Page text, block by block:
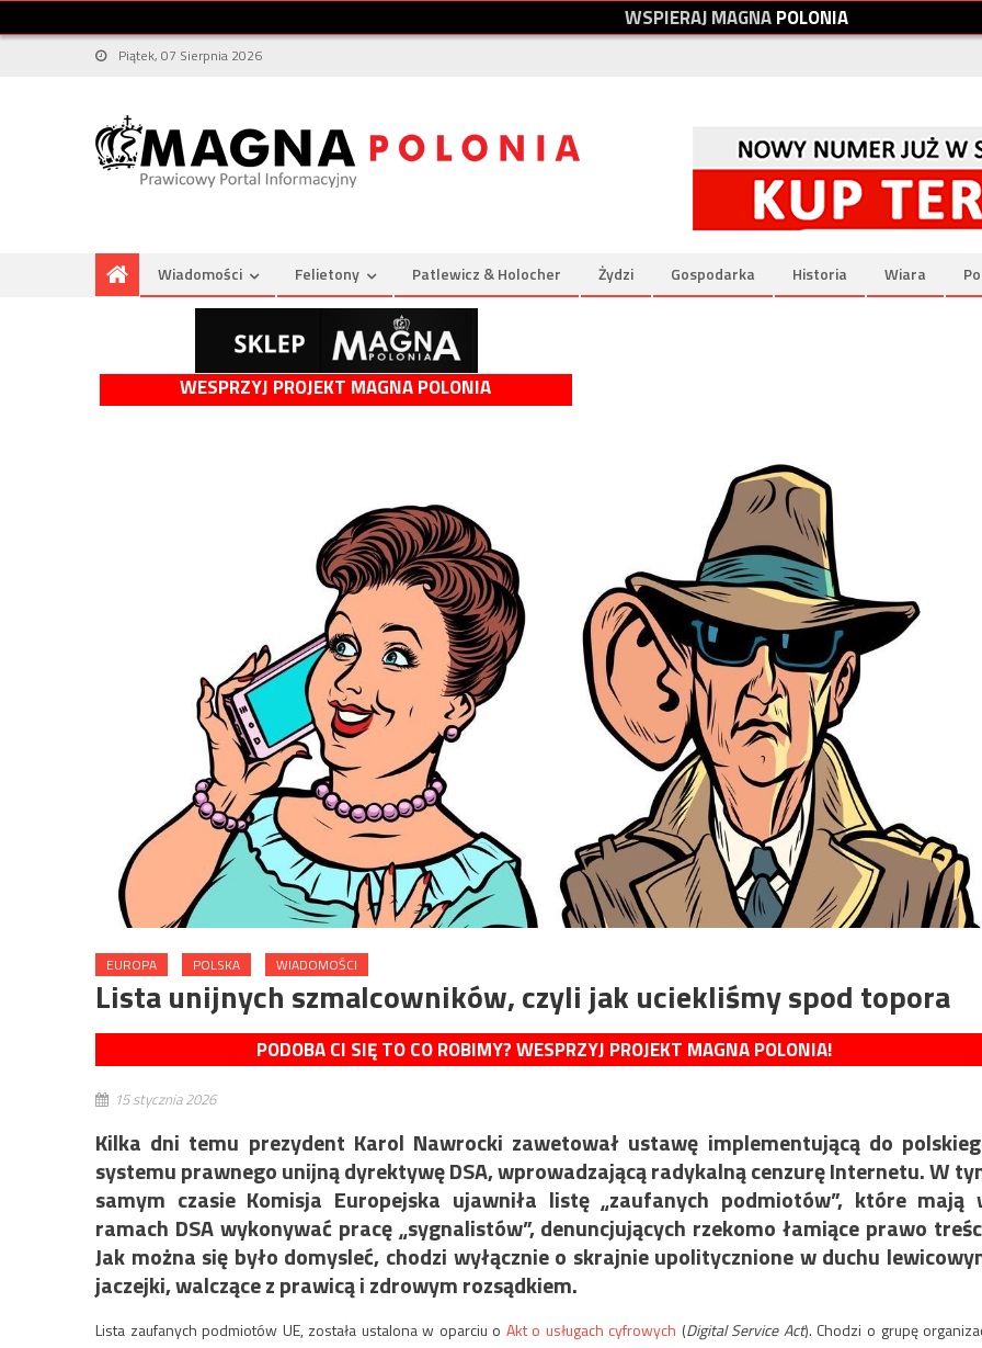
WSPIERAJMAGNAPOLONIA
Piątek, 07 Sierpnia 2026
Wiadomości Felietony Patlewicz & Holocher Żydzi Gospodarka Historia Wiara
WESPRZYJ PROJEKT MAGNA POLONIA
EUROPA POLSKA WIADOMOŚCI
Lista unijnych szmalcowników, czyli jak uciekliśmy spod topora
PODOBA CI SIĘ TO CO ROBIMY? WESPRZYJ PROJEKT MAGNA POLONIA!
15 stycznia 2026
Kilka dni temu prezydent Karol Nawrocki zawetował ustawę implementującą do
systemu prawnego unijną dyrektywę DSA, wprowadzającą radykalną cenzurę Internetu. W
samym czasie Komisja Europejska ujawniła listę „zaufanych podmiotów”, które mają
ramach DSA wykonywać pracę „sygnalistów”, denuncjujących rzekomo łamiące prawo
Jak można się było domysleć, chodzi wyłącznie o skrajnie upolitycznione w duchu
jaczejki, walczące z prawicą i zdrowym rozsądkiem.
Lista zaufanych podmiotów UE, została ustalona w oparciu o Akt o usługach cyfrowych (Digital Service Act). Chodzi o grupę